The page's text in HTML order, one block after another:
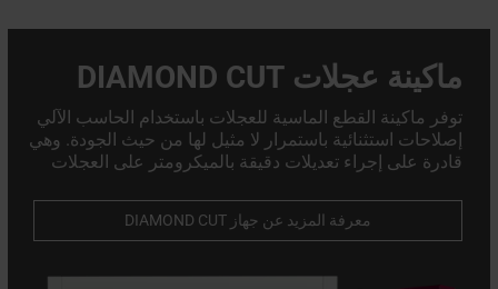
ماكينة عجلات DIAMOND CUT
توفر ماكينة القطع الماسية للعجلات باستخدام الحاسب الآلي
إصلاحات استثنائية باستمرار لا مثيل لها من حيث الجودة. وهي
قادرة على إجراء تعديلات دقيقة بالميكرومتر على العجلات
معرفة المزيد عن جهاز DIAMOND CUT